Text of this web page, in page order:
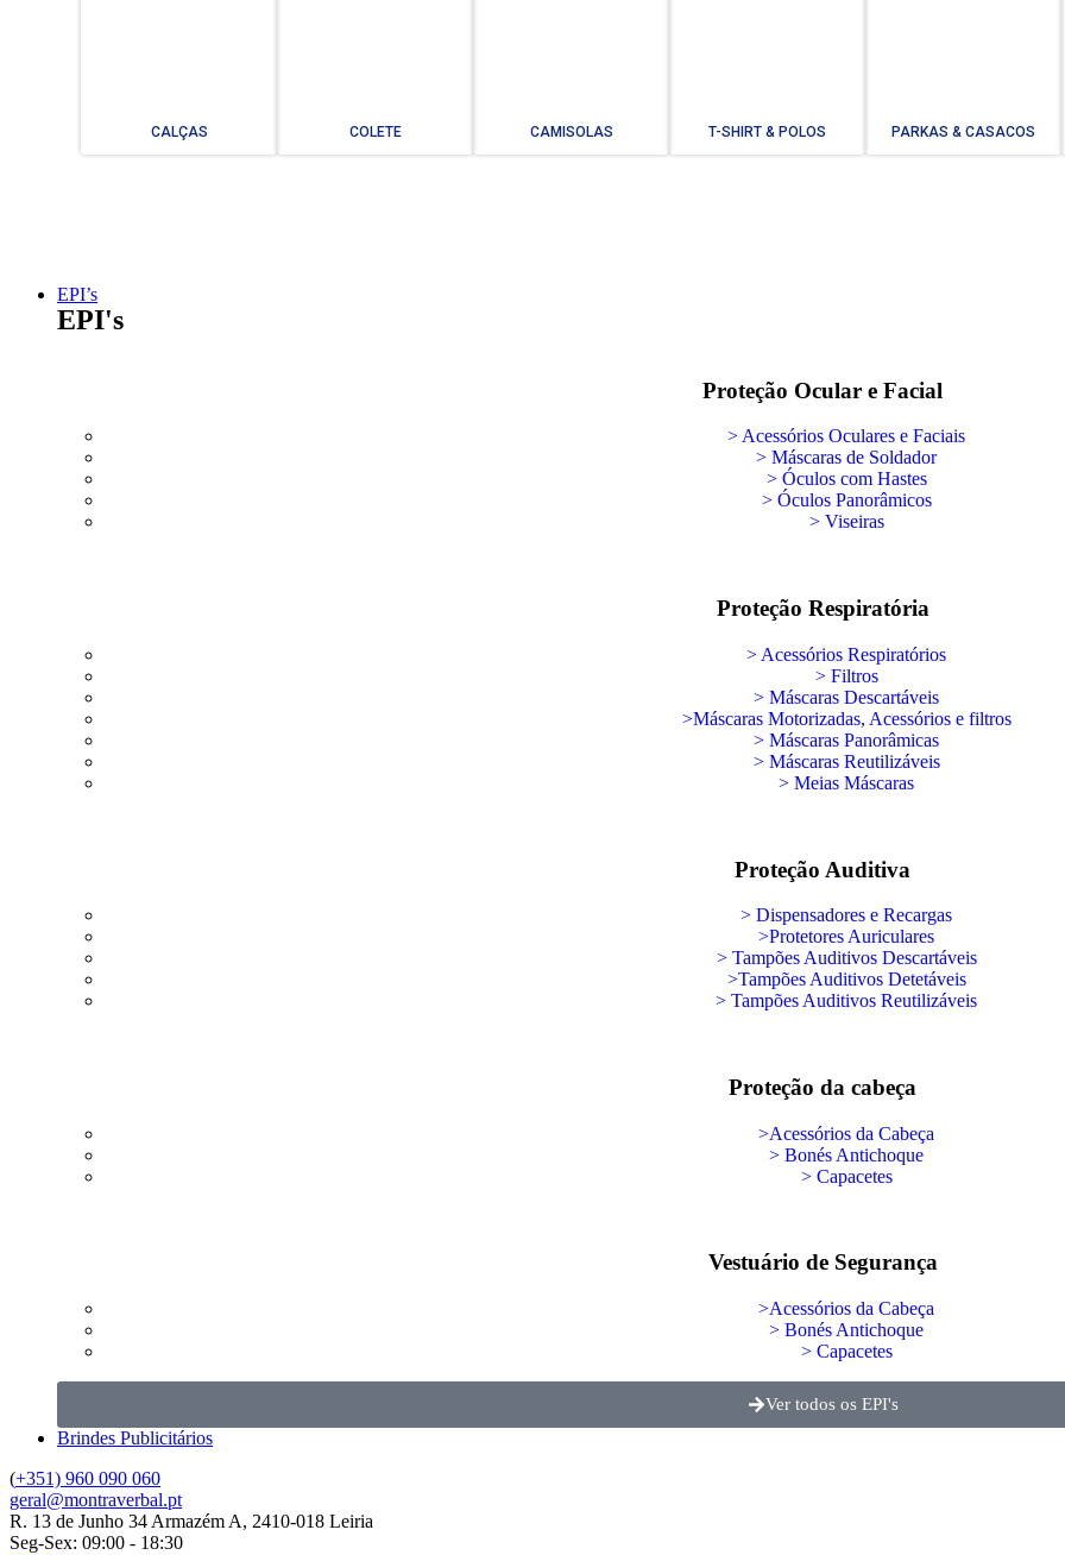
CALÇAS COLETE CAMISOLAS T-SHIRT & POLOS PARKAS & CASACOS
EPI’s
EPI's
Proteção Ocular e Facial
> Acessórios Oculares e Faciais
> Máscaras de Soldador
> Óculos com Hastes
> Óculos Panorâmicos
> Viseiras
Proteção Respiratória
> Acessórios Respiratórios
> Filtros
> Máscaras Descartáveis
>Máscaras Motorizadas, Acessórios e filtros
> Máscaras Panorâmicas
> Máscaras Reutilizáveis
> Meias Máscaras
Proteção Auditiva
> Dispensadores e Recargas
>Protetores Auriculares
> Tampões Auditivos Descartáveis
>Tampões Auditivos Detetáveis
> Tampões Auditivos Reutilizáveis
Proteção da cabeça
>Acessórios da Cabeça
> Bonés Antichoque
> Capacetes
Vestuário de Segurança
>Acessórios da Cabeça
> Bonés Antichoque
> Capacetes
Ver todos os EPI's
Brindes Publicitários
(+351) 960 090 060
geral@montraverbal.pt
R. 13 de Junho 34 Armazém A, 2410-018 Leiria
Seg-Sex: 09:00 - 18:30